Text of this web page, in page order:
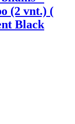
(2 vnt.) (
Black